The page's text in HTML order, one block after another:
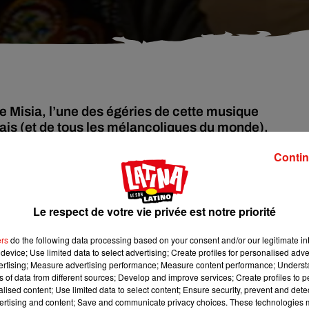
Misia, l’une des égéries de cette musique
(et de tous les mélancoliques du monde).
d’une longue maladie, le 27 juillet dans un hôpital
qui célèbre (entre autres) la "saudade" : le manque du
du passé, et/ou la difficulté de vivre.
des années 90 de retour au Portugal après des années
Le respect de votre vie privée est notre priorité
do the following data processing based on your consent and/or our legitimate
Use limited data to select advertising; Create profiles for personalised
Measure advertising performance; Measure content performance;
of data from different sources; Develop and improve services; Create profiles to
content; Use limited data to select content; Ensure security, prevent and
and content; Save and communicate privacy choices. These technologies